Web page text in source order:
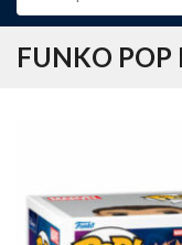
FUNKO POP